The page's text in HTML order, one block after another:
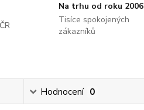
Na trhu od roku 2006
Tisíce spokojených
zákazníků
Hodnocení 0